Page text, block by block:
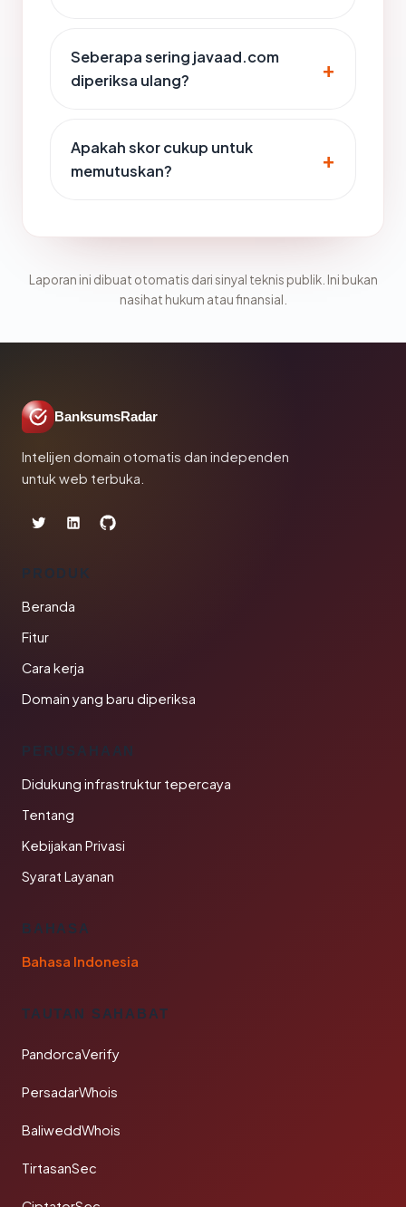
Seberapa sering javaad.com
diperiksa ulang?
Apakah skor cukup untuk
memutuskan?
Laporan ini dibuat otomatis dari sinyal teknis publik. Ini bukan
nasihat hukum atau finansial.
BanksumsRadar
Intelijen domain otomatis dan independen
untuk web terbuka.
PRODUK
Beranda
Fitur
Cara kerja
Domain yang baru diperiksa
PERUSAHAAN
Didukung infrastruktur tepercaya
Tentang
Kebijakan Privasi
Syarat Layanan
BAHASA
Bahasa Indonesia
TAUTAN SAHABAT
PandorcaVerify
PersadarWhois
BaliweddWhois
TirtasanSec